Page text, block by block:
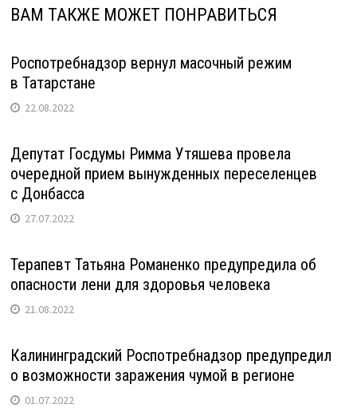
ВАМ ТАКЖЕ МОЖЕТ ПОНРАВИТЬСЯ
Роспотребнадзор вернул масочный режим
в Татарстане
22.08.2022
Депутат Госдумы Римма Утяшева провела
очередной прием вынужденных переселенцев
с Донбасса
27.07.2022
Терапевт Татьяна Романенко предупредила об
опасности лени для здоровья человека
21.08.2022
Калининградский Роспотребнадзор предупредил
о возможности заражения чумой в регионе
01.07.2022